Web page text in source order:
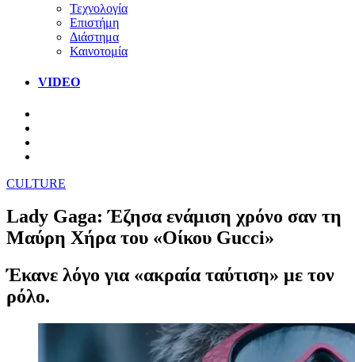
Τεχνολογία
Επιστήμη
Διάστημα
Καινοτομία
VIDEO
CULTURE
Lady Gaga: Έζησα ενάμιση χρόνο σαν τη
Μαύρη Χήρα του «Οίκου Gucci»
Έκανε λόγο για «ακραία ταύτιση» με τον
ρόλο.